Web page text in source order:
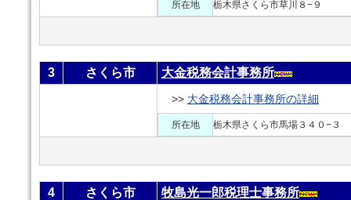
所在地 栃木県さくら市草川８−９
3 さくら市 大金税務会計事務所
>> 大金税務会計事務所の詳細
所在地 栃木県さくら市馬場３４０−３
4 さくら市 牧島光一郎税理士事務所